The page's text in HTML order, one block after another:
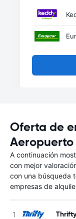
Oferta de
A continuación
con mejor
con una búsqueda
empresas de
Thrifty